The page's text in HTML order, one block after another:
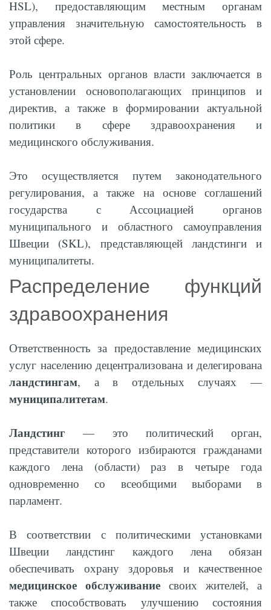
HSL), предоставляющим местным органам
управления значительную самостоятельность в
этой сфере.
Роль центральных органов власти заключается в
установлении основополагающих принципов и
директив, а также в формировании актуальной
политики в сфере здравоохранения и
медицинского обслуживания.
Это осуществляется путем законодательного
регулирования, а также на основе соглашений
государства с Ассоциацией органов
муниципального и областного самоуправления
Швеции (SKL), представляющей ландстинги и
муниципалитеты.
Распределение функций
здравоохранения
Ответственность за предоставление медицинских
услуг населению децентрализована и делегирована
ландстингам, а в отдельных случаях —
муниципалитетам.
Ландстинг — это политический орган,
представители которого избираются гражданами
каждого лена (области) раз в четыре года
одновременно со всеобщими выборами в
парламент.
В соответствии с политическими установками
Швеции ландстинг каждого лена обязан
обеспечивать охрану здоровья и качественное
медицинское обслуживание своих жителей, а
также способствовать улучшению состояния